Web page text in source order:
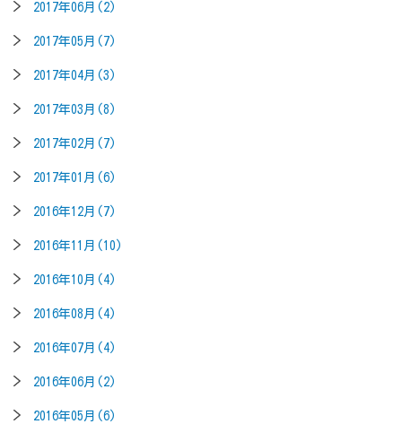
2017年06月(2)
2017年05月(7)
2017年04月(3)
2017年03月(8)
2017年02月(7)
2017年01月(6)
2016年12月(7)
2016年11月(10)
2016年10月(4)
2016年08月(4)
2016年07月(4)
2016年06月(2)
2016年05月(6)